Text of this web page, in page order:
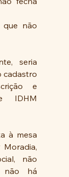
não
seria
cadastro
e
IDHM
à mesa
não
não há